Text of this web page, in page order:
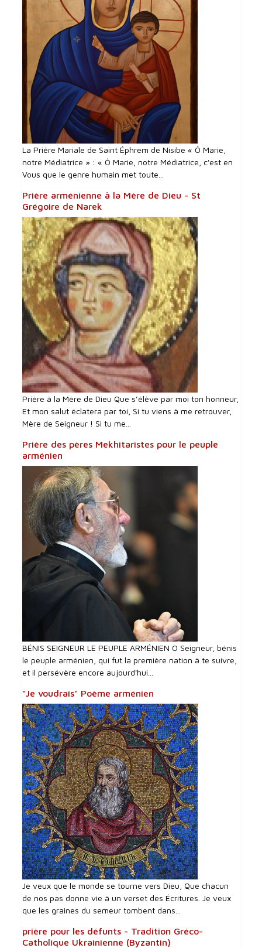
La Prière Mariale de Saint Éphrem de Nisibe « Ô Marie,
notre Médiatrice » : « Ô Marie, notre Médiatrice, c'est en
Vous que le genre humain met toute...
Prière arménienne à la Mère de Dieu - St
Grégoire de Narek
Prière à la Mère de Dieu Que s’élève par moi ton honneur,
Et mon salut éclatera par toi, Si tu viens à me retrouver,
Mère de Seigneur ! Si tu me...
Prière des pères Mekhitaristes pour le peuple
arménien
BÉNIS SEIGNEUR LE PEUPLE ARMÉNIEN O Seigneur, bénis
le peuple arménien, qui fut la première nation à te suivre,
et il persévère encore aujourd'hui...
"Je voudrais" Poème arménien
Je veux que le monde se tourne vers Dieu, Que chacun
de nos pas donne vie à un verset des Écritures. Je veux
que les graines du semeur tombent dans...
prière pour les défunts - Tradition Gréco-
Catholique Ukrainienne (Byzantin)